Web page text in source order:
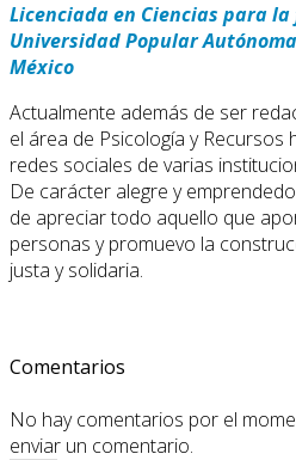
Licenciada en Ciencias para
Universidad Popular
México
Actualmente además de ser
el área de Psicología y Recursos
redes sociales de varias
De carácter alegre y
de apreciar todo aquello que
personas y promuevo la
justa y solidaria.
Comentarios
No hay comentarios por el
enviar un comentario.